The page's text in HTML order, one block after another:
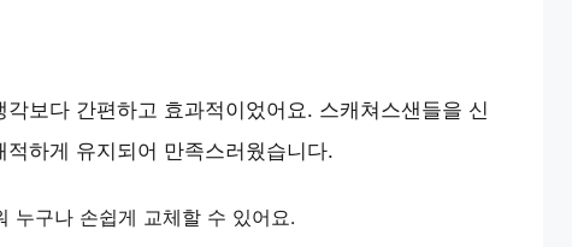
보다 간편하고 효과적이었어요. 스캐쳐스샌들을 신
하게 유지되어 만족스러웠습니다.
누구나 손쉽게 교체할 수 있어요.